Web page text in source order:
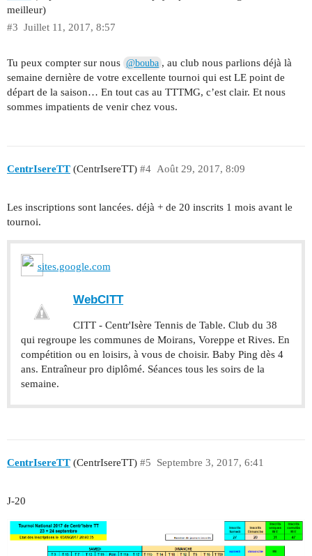
meilleur)
Juillet 11, 2017, 8:57
#3
Tu peux compter sur nous @bouba , au club nous parlions déjà là
semaine dernière de votre excellente tournoi qui est LE point de
départ de la saison… En tout cas au TTTMG, c’est clair. Et nous
sommes impatients de venir chez vous.
CentrIsereTT (CentrIsereTT) Août 29, 2017, 8:09
#4
Les inscriptions sont lancées. déjà + de 20 inscrits 1 mois avant le
tournoi.
sites.google.com
WebCITT
CITT - Centr'Isère Tennis de Table. Club du 38
qui regroupe les communes de Moirans, Voreppe et Rives. En
compétition ou en loisirs, à vous de choisir. Baby Ping dès 4
ans. Entraîneur pro diplômé. Séances tous les soirs de la
semaine.
CentrIsereTT (CentrIsereTT) Septembre 3, 2017, 6:41
#5
J-20